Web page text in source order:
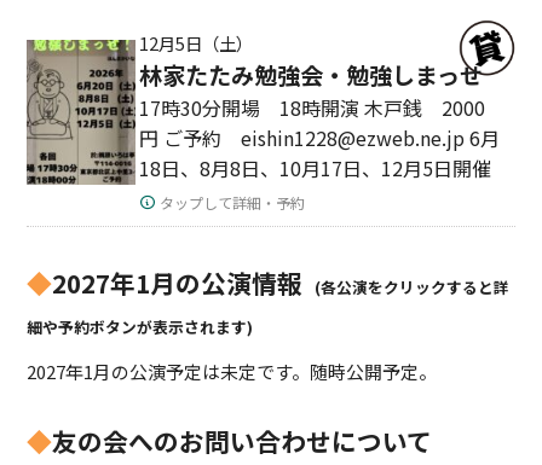
12月5日（土）
林家たたみ勉強会・勉強しまっせ
17時30分開場 18時開演 木戸銭 2000
円 ご予約 eishin1228@ezweb.ne.jp 6月
18日、8月8日、10月17日、12月5日開催
タップして詳細・予約
◆2027年1月の公演情報
(各公演をクリックすると詳
細や予約ボタンが表示されます)
2027年1月の公演予定は未定です。随時公開予定。
◆友の会へのお問い合わせについて